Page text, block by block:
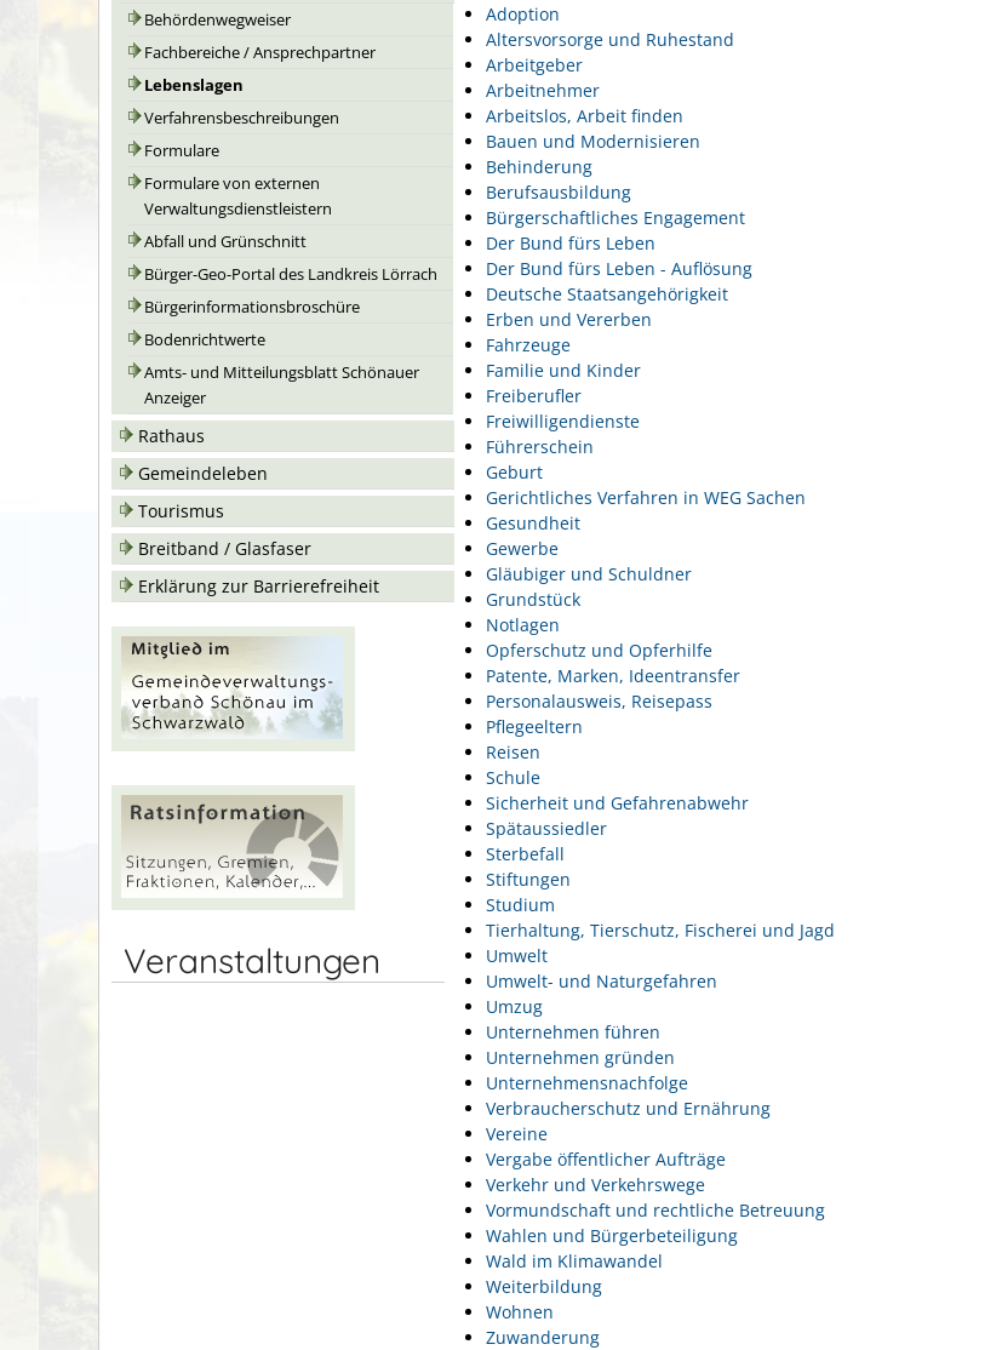
Behördenwegweiser
Fachbereiche / Ansprechpartner
Lebenslagen
Verfahrensbeschreibungen
Formulare
Formulare von externen
Verwaltungsdienstleistern
Abfall und Grünschnitt
Bürger-Geo-Portal des Landkreis Lörrach
Bürgerinformationsbroschüre
Bodenrichtwerte
Amts- und Mitteilungsblatt Schönauer
Anzeiger
Rathaus
Gemeindeleben
Tourismus
Breitband / Glasfaser
Erklärung zur Barrierefreiheit
Veranstaltungen
Adoption
Altersvorsorge und Ruhestand
Arbeitgeber
Arbeitnehmer
Arbeitslos, Arbeit finden
Bauen und Modernisieren
Behinderung
Berufsausbildung
Bürgerschaftliches Engagement
Der Bund fürs Leben
Der Bund fürs Leben - Auflösung
Deutsche Staatsangehörigkeit
Erben und Vererben
Fahrzeuge
Familie und Kinder
Freiberufler
Freiwilligendienste
Führerschein
Geburt
Gerichtliches Verfahren in WEG Sachen
Gesundheit
Gewerbe
Gläubiger und Schuldner
Grundstück
Notlagen
Opferschutz und Opferhilfe
Patente, Marken, Ideentransfer
Personalausweis, Reisepass
Pflegeeltern
Reisen
Schule
Sicherheit und Gefahrenabwehr
Spätaussiedler
Sterbefall
Stiftungen
Studium
Tierhaltung, Tierschutz, Fischerei und Jagd
Umwelt
Umwelt- und Naturgefahren
Umzug
Unternehmen führen
Unternehmen gründen
Unternehmensnachfolge
Verbraucherschutz und Ernährung
Vereine
Vergabe öffentlicher Aufträge
Verkehr und Verkehrswege
Vormundschaft und rechtliche Betreuung
Wahlen und Bürgerbeteiligung
Wald im Klimawandel
Weiterbildung
Wohnen
Zuwanderung